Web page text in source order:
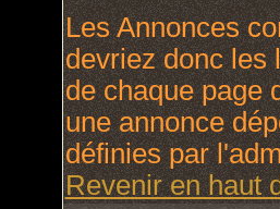
Les Annonces
devriez donc les
de chaque page
une annonce
définies par
Revenir en haut